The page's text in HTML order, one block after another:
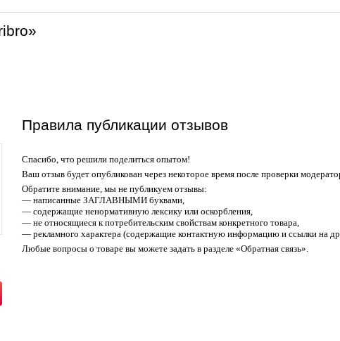
Правила публикации отзывов
Спасибо, что решили поделиться опытом!
Ваш отзыв будет опубликован через некоторое время после проверки
Обратите внимание, мы не публикуем отзывы:
— написанные ЗАГЛАВНЫМИ буквами,
— содержащие ненормативную лексику или оскорбления,
— не относящиеся к потребительским свойствам конкретного товара,
— рекламного характера (содержащие контактную информацию и ссылки на
Любые вопросы о товаре вы можете задать в разделе «Обратная связь».